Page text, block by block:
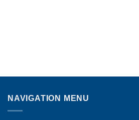
NAVIGATION MENU